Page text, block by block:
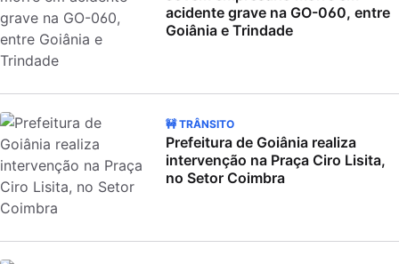
acidente grave na GO-060, entre
Goiânia e Trindade
🚧 TRÂNSITO
Prefeitura de Goiânia realiza
intervenção na Praça Ciro Lisita,
no Setor Coimbra